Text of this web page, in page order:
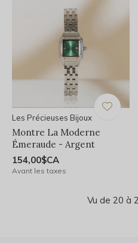
Les Précieuses Bijoux
Montre La Moderne
Émeraude - Argent
154,00$CA
Avant les taxes
Vu de 20 à